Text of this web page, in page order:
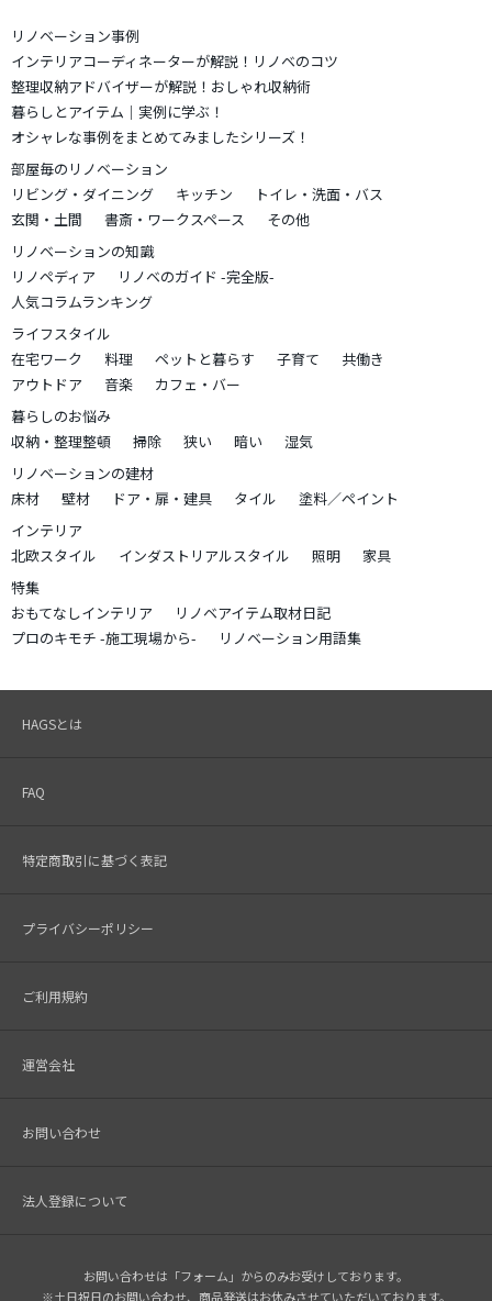
リノベーション事例
インテリアコーディネーターが解説！リノベのコツ
整理収納アドバイザーが解説！おしゃれ収納術
暮らしとアイテム｜実例に学ぶ！
オシャレな事例をまとめてみましたシリーズ！
部屋毎のリノベーション
リビング・ダイニング
キッチン
トイレ・洗面・バス
玄関・土間
書斎・ワークスペース
その他
リノベーションの知識
リノペディア
リノベのガイド -完全版-
人気コラムランキング
ライフスタイル
在宅ワーク
料理 ペットと暮らす 子育て
共働き
アウトドア
音楽
カフェ・バー
暮らしのお悩み
収納・整理整頓
掃除 狭い 暗い
湿気
リノベーションの建材
床材
壁材 ドア・扉・建具 タイル
塗料／ペイント
インテリア
北欧スタイル
インダストリアルスタイル 照明
家具
特集
おもてなしインテリア
リノベアイテム取材日記
プロのキモチ -施工現場から-
リノベーション用語集
HAGSとは
FAQ
特定商取引に基づく表記
プライバシーポリシー
ご利用規約
運営会社
お問い合わせ
法人登録について
お問い合わせは「フォーム」からのみお受けしております。
※土日祝日のお問い合わせ、商品発送はお休みさせていただいております。